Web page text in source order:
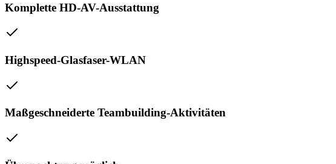
Komplette HD-AV-Ausstattung
Highspeed-Glasfaser-WLAN
Maßgeschneiderte Teambuilding-Aktivitäten